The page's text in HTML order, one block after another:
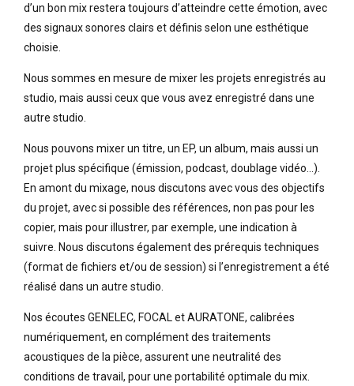
d’un bon mix restera toujours d’atteindre cette émotion, avec
des signaux sonores clairs et définis selon une esthétique
choisie.
Nous sommes en mesure de mixer les projets enregistrés au
studio, mais aussi ceux que vous avez enregistré dans une
autre studio.
Nous pouvons mixer un titre, un EP, un album, mais aussi un
projet plus spécifique (émission, podcast, doublage vidéo…).
En amont du mixage, nous discutons avec vous des objectifs
du projet, avec si possible des références, non pas pour les
copier, mais pour illustrer, par exemple, une indication à
suivre. Nous discutons également des prérequis techniques
(format de fichiers et/ou de session) si l’enregistrement a été
réalisé dans un autre studio.
Nos écoutes GENELEC, FOCAL et AURATONE, calibrées
numériquement, en complément des traitements
acoustiques de la pièce, assurent une neutralité des
conditions de travail, pour une portabilité optimale du mix.